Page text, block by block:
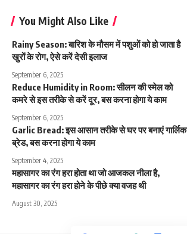
You Might Also Like
Rainy Season: बारिश के मौसम में पशुओं को हो जाता है
खुरों के रोग, ऐसे करें देसी इलाज
September 6, 2025
Reduce Humidity in Room: सीलन की स्मेल को
कमरे से इस तरीके से करें दूर, बस करना होगा ये काम
September 6, 2025
Garlic Bread: इस आसान तरीके से घर पर बनाएं गार्लिक
ब्रेड, बस करना होगा ये काम
September 4, 2025
महासागर का रंग हरा होता था जो आजकल नीला है,
महासागर का रंग हरा होने के पीछे क्या वजह थी
August 30, 2025